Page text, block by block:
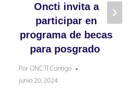
Oncti invita a
participar en
programa de becas
para posgrado
Por ONCTI Contigo
junio 20, 2024